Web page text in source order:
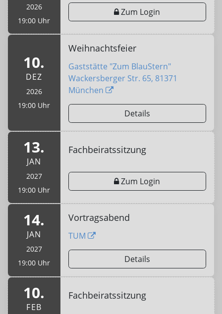
2026
19:00 Uhr
Zum Login
10.
DEZ
2026
19:00 Uhr
Weihnachtsfeier
Gaststätte "Zum BlauStern"
Wackersberger Str. 65, 81371
München
Details
13.
JAN
2027
19:00 Uhr
Fachbeiratssitzung
Zum Login
14.
JAN
2027
19:00 Uhr
Vortragsabend
TUM
Details
10.
FEB
Fachbeiratssitzung